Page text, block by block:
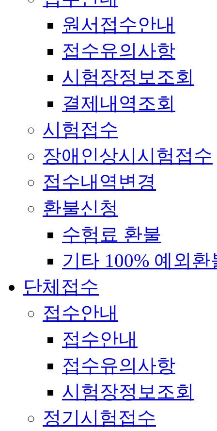
원서접수안내
접수유의사항
시험장정보조회
결제내역조회
시험접수
장애인상시시험접수
접수내역변경
환불신청
수험료 환불
기타 100% 예외환
단체접수
접수안내
접수안내
접수유의사항
시험장정보조회
정기시험접수